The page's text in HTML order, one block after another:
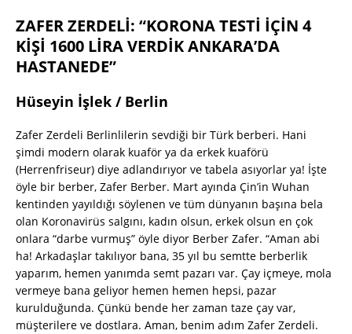
ZAFER ZERDELİ: “KORONA TESTİ İÇİN 4
KİŞİ 1600 LİRA VERDİK ANKARA’DA
HASTANEDE”
Hüseyin İşlek / Berlin
Zafer Zerdeli Berlinlilerin sevdiği bir Türk berberi. Hani
şimdi modern olarak kuaför ya da erkek kuaförü
(Herrenfriseur) diye adlandırıyor ve tabela asıyorlar ya! İşte
öyle bir berber, Zafer Berber. Mart ayında Çin’in Wuhan
kentinden yayıldığı söylenen ve tüm dünyanın başına bela
olan Koronavirüs salgını, kadın olsun, erkek olsun en çok
onlara “darbe vurmuş” öyle diyor Berber Zafer. “Aman abi
ha! Arkadaşlar takılıyor bana, 35 yıl bu semtte berberlik
yaparım, hemen yanımda semt pazarı var. Çay içmeye, mola
vermeye bana geliyor hemen hemen hepsi, pazar
kurulduğunda. Çünkü bende her zaman taze çay var,
müşterilere ve dostlara. Aman, benim adım Zafer Zerdeli.